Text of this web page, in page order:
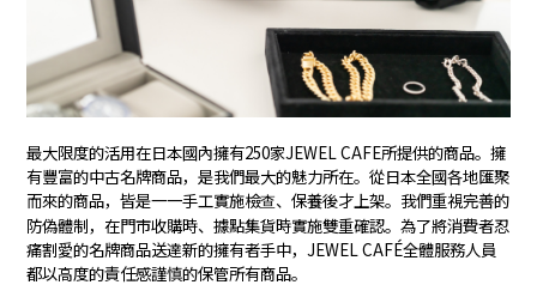
最大限度的活用在日本國內擁有250家JEWEL CAFE所提供的商品。擁
有豐富的中古名牌商品，是我們最大的魅力所在。從日本全國各地匯聚
而來的商品，皆是一一手工實施檢查、保養後才上架。我們重視完善的
防偽體制，在門市收購時、據點集貨時實施雙重確認。為了將消費者忍
痛割愛的名牌商品送達新的擁有者手中，JEWEL CAFÉ全體服務人員
都以高度的責任感謹慎的保管所有商品。